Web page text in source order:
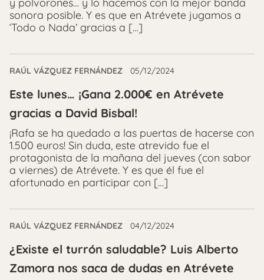
sonora posible. Y es que en Atrévete jugamos a
‘Todo o Nada’ gracias a […]
RAÚL VÁZQUEZ FERNÁNDEZ 05/12/2024
Este lunes… ¡Gana 2.000€ en Atrévete
gracias a David Bisbal!
¡Rafa se ha quedado a las puertas de hacerse con
1.500 euros! Sin duda, este atrevido fue el
protagonista de la mañana del jueves (con sabor
a viernes) de Atrévete. Y es que él fue el
afortunado en participar con […]
RAÚL VÁZQUEZ FERNÁNDEZ 04/12/2024
¿Existe el turrón saludable? Luis Alberto
Zamora nos saca de dudas en Atrévete